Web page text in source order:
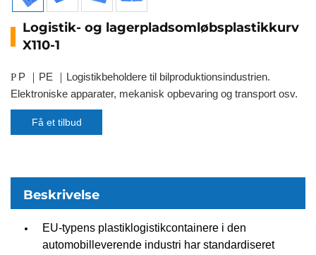
Logistik- og lagerpladsomløbsplastikkurv
X110-1
P P PE
Logistikbeholdere til bilproduktionsindustrien.
Elektroniske apparater, mekanisk opbevaring og transport osv.
Få et tilbud
Beskrivelse
EU-typens plastiklogistikcontainere i den
automobilleverende industri har standardiseret